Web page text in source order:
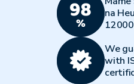
na
We
with